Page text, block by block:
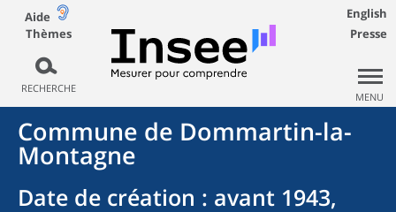
Aide
Thèmes
RECHERCHE
English
Presse
MENU
Commune de Dommartin-la-
Montagne
Date de création : avant 1943,